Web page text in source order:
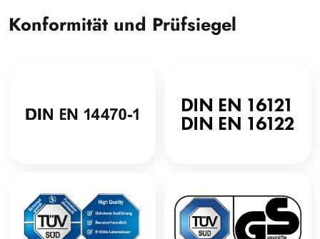
Konformität und Prüfsiegel